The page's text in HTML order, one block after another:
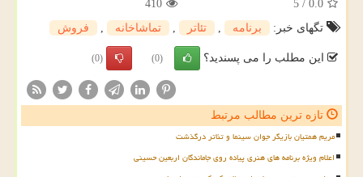
0.0
/
5
410
تگهای خبر:
برنامه تئاتر تماشاخانه فروش
این مطلب را می پسندید؟ (0)
(0)
تازه ترین مطالب مرتبط
مریم همتیان بازیگر جوان سینما و تئاتر درگذشت
اعلام ویژه برنامه های هنری پیاده روی جاماندگان اربعین حسینی